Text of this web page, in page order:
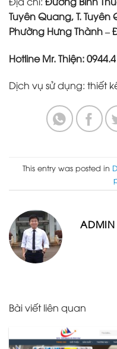
Tuyên Quang, T.
Phường Hưng Thành
Hotline Mr. Thiện:
Dịch vụ sử dụng: thiết
This entry was posted in
ADMIN
Bài viết liên quan